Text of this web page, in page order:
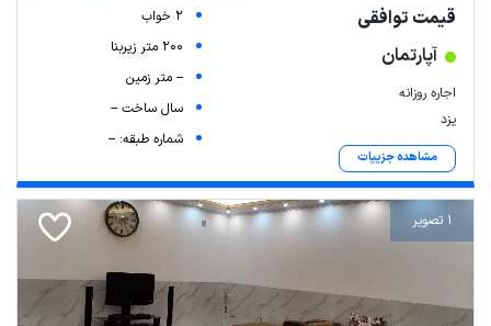
قیمت توافقی
آپارتمان
اجاره روزانه
یزد
مشاهده جزییات
2 خواب
200 متر زیربنا
-- متر زمین
سال ساخت --
شماره طبقه: --
1 تصویر